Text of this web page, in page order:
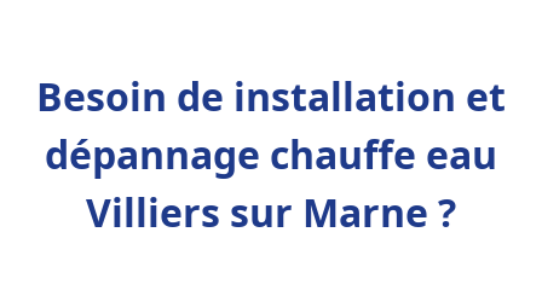
Besoin de installation et
dépannage chauffe eau
Villiers sur Marne ?